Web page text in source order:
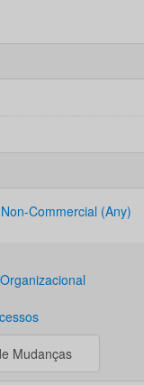
Commercial (Any)
Mudanças